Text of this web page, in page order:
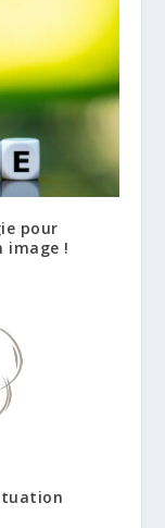
pour
image !